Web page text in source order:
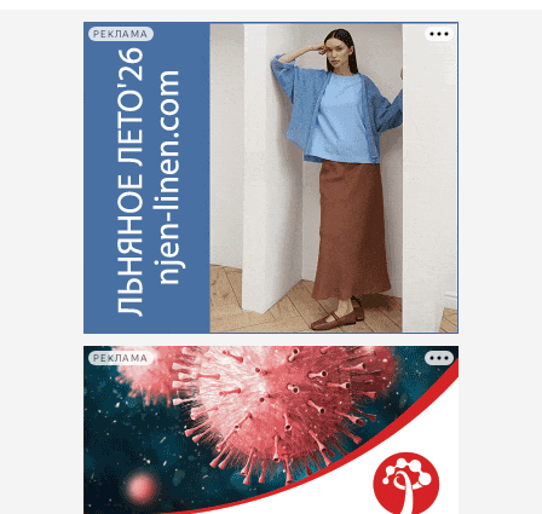
РЕКЛАМА
РЕКЛАМА